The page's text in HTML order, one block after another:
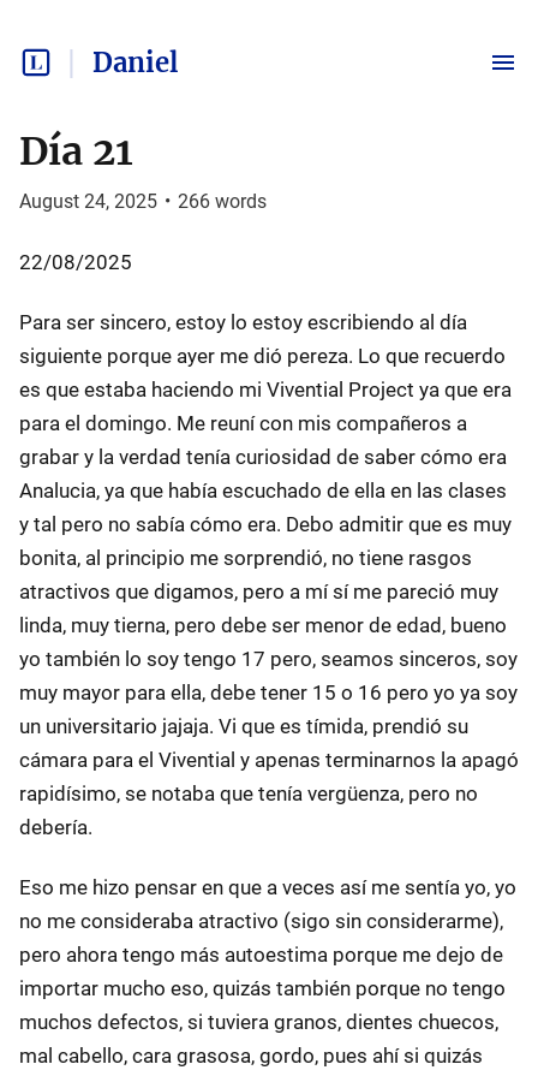
Daniel
Día 21
August 24, 2025 • 266 words
22/08/2025
Para ser sincero, estoy lo estoy escribiendo al día
siguiente porque ayer me dió pereza. Lo que recuerdo
es que estaba haciendo mi Vivential Project ya que era
para el domingo. Me reuní con mis compañeros a
grabar y la verdad tenía curiosidad de saber cómo era
Analucia, ya que había escuchado de ella en las clases
y tal pero no sabía cómo era. Debo admitir que es muy
bonita, al principio me sorprendió, no tiene rasgos
atractivos que digamos, pero a mí sí me pareció muy
linda, muy tierna, pero debe ser menor de edad, bueno
yo también lo soy tengo 17 pero, seamos sinceros, soy
muy mayor para ella, debe tener 15 o 16 pero yo ya soy
un universitario jajaja. Vi que es tímida, prendió su
cámara para el Vivential y apenas terminarnos la apagó
rapidísimo, se notaba que tenía vergüenza, pero no
debería.
Eso me hizo pensar en que a veces así me sentía yo, yo
no me consideraba atractivo (sigo sin considerarme),
pero ahora tengo más autoestima porque me dejo de
importar mucho eso, quizás también porque no tengo
muchos defectos, si tuviera granos, dientes chuecos,
mal cabello, cara grasosa, gordo, pues ahí si quizás